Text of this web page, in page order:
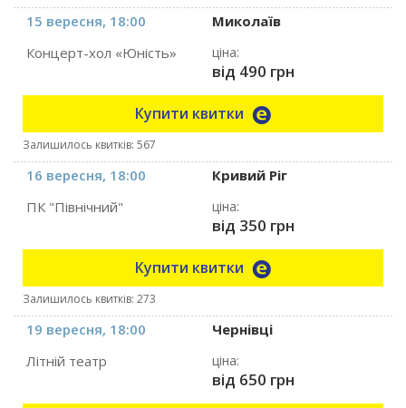
15 вересня, 18:00
Миколаїв
Концерт-хол «Юність»
ціна:
від 490 грн
Купити квитки
Залишилось квитків: 567
16 вересня, 18:00
Кривий Ріг
ПК "Північний"
ціна:
від 350 грн
Купити квитки
Залишилось квитків: 273
19 вересня, 18:00
Чернівці
Літній театр
ціна:
від 650 грн